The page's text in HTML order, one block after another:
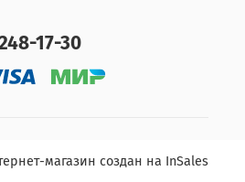
17-30
магазин создан на InSales